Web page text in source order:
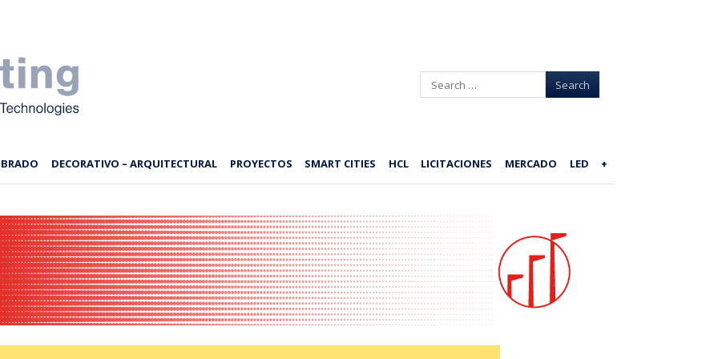
Search
DECORATIVO – ARQUITECTURAL PROYECTOS SMART CITIES HCL LICITACIONES MERCADO LED +